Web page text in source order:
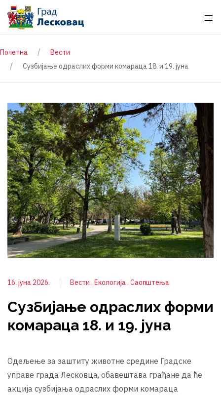
Почетна
Вести
Сузбијање одраслих форми комараца 18. и 19. јуна
16. јуна 2026. Вести Екологија Саопштења
Сузбијање одраслих форми
комараца 18. и 19. јуна
Одељење за заштиту животне средине Градске
управе града Лесковца, обавештава грађане да ће
акција сузбијања одраслих форми комараца